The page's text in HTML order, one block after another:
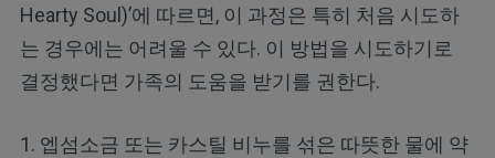
Hearty Soul)’에 따르면, 이 과정은 특히 처음 시도하
는 경우에는 어려울 수 있다. 이 방법을 시도하기로
결정했다면 가족의 도움을 받기를 권한다.
1. 엡섬소금 또는 카스틸 비누를 섞은 따뜻한 물에 약